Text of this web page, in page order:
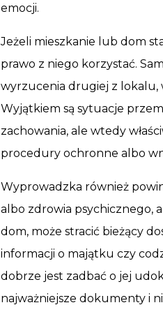
emocji.
Jeżeli mieszkanie lub dom
prawo z niego korzystać.
wyrzucenia drugiej z lokalu,
Wyjątkiem są sytuacje
zachowania, ale wtedy
procedury ochronne albo
Wyprowadzka również
albo zdrowia psychicznego,
dom, może stracić bieżący
informacji o majątku czy
dobrze jest zadbać o jej
najważniejsze dokumenty i